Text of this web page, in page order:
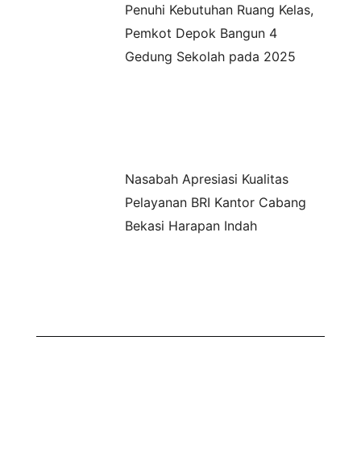
Penuhi Kebutuhan Ruang Kelas,
Pemkot Depok Bangun 4
Gedung Sekolah pada 2025
Nasabah Apresiasi Kualitas
Pelayanan BRI Kantor Cabang
Bekasi Harapan Indah